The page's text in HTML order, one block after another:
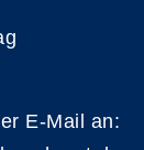
E-Mail an: